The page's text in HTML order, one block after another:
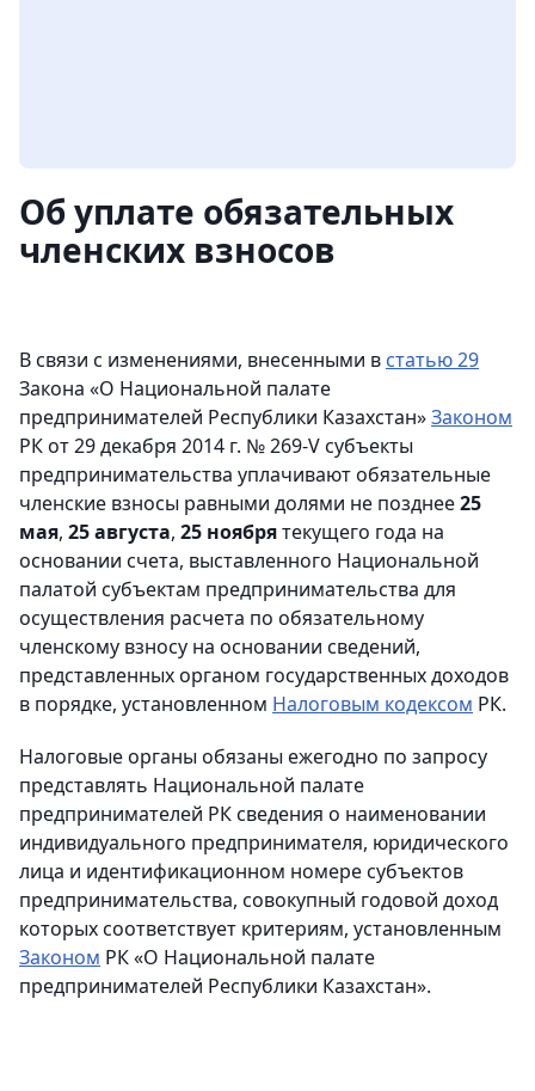
Об уплате обязательных
членских взносов
В связи с изменениями, внесенными в статью 29
Закона «О Национальной палате
предпринимателей Республики Казахстан»Законом
РК от 29 декабря 2014 г. № 269-V субъекты
предпринимательства уплачивают обязательные
членские взносы равными долями не позднее25
мая, 25 августа, 25 ноябрятекущего года на
основании счета, выставленного Национальной
палатой субъектам предпринимательства для
осуществления расчета по обязательному
членскому взносу на основании сведений,
представленных органом государственных доходов
в порядке, установленном Налоговым кодексом РК.
Налоговые органы обязаны ежегодно по запросу
представлять Национальной палате
предпринимателей РК сведения о наименовании
индивидуального предпринимателя, юридического
лица и идентификационном номере субъектов
предпринимательства, совокупный годовой доход
которых соответствует критериям, установленным
Законом РК «О Национальной палате
предпринимателей Республики Казахстан».